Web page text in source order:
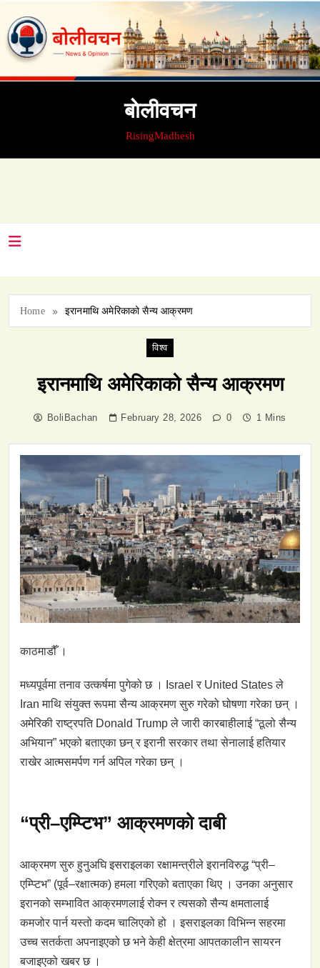
content
बाेलीवचन
RisingMadhesh
Home इरानमाथि अमेरिकाको सैन्य आक्रमण
विश्व
इरानमाथि अमेरिकाको सैन्य आक्रमण
BoliBachan February 28, 2026 0 1 Mins
काठमाडौँ ।
मध्यपूर्वमा तनाव उत्कर्षमा पुगेको छ । Israel र United States ले
Iran माथि संयुक्त रूपमा सैन्य आक्रमण सुरु गरेको घोषणा गरेका छन् ।
अमेरिकी राष्ट्रपति Donald Trump ले जारी कारबाहीलाई “ठूलो सैन्य
अभियान” भएको बताएका छन् र इरानी सरकार तथा सेनालाई हतियार
राखेर आत्मसमर्पण गर्न अपिल गरेका छन् ।
“प्री–एम्प्टिभ” आक्रमणको दाबी
आक्रमण सुरु हुनुअघि इसराइलका रक्षामन्त्रीले इरानविरुद्ध “प्री–
एम्प्टिभ” (पूर्व–रक्षात्मक) हमला गरिएको बताएका थिए । उनका अनुसार
इरानको सम्भावित आक्रमणलाई रोक्न र त्यसको सैन्य क्षमतालाई
कमजोर पार्न यस्तो कदम चालिएको हो । इसराइलका विभिन्न सहरमा
उच्च सतर्कता अपनाइएको छ भने केही क्षेत्रमा आपतकालीन सायरन
बजाइएको खबर छ ।